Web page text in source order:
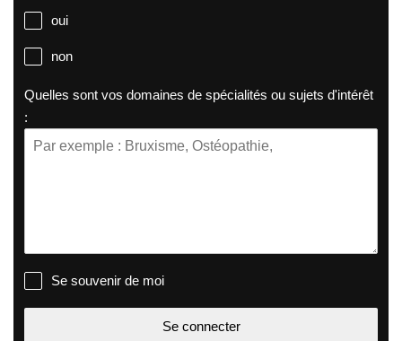
oui
non
Quelles sont vos domaines de spécialités ou sujets d'intérêt
:
Se souvenir de moi
Se connecter